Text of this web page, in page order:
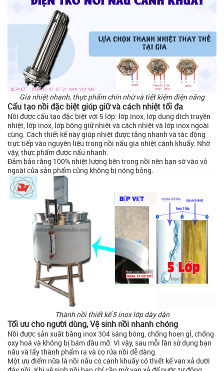
Gia nhiệt nhanh, thực phẩm chín nhừ và tiết kiệm điện năng
Cấu tạo nồi đặc biệt giúp giữ và cách nhiệt tối đa
Nồi được cấu tạo đặc biệt với 5 lớp: lớp inox, lớp dung dich truyền
nhiệt, lớp inox, lớp bông giữ nhiêt và cách nhiệt và lớp inox ngoài
cùng. Cách thiết kế này giúp nhiệt được tăng nhanh và tác động
trực tiếp vào nguyên liệu trong nồi nấu gia nhiệt cánh khuấy. Nhờ
vậy, thực phẩm được nấu nhanh.
Đảm bảo rằng 100% nhiệt lượng bên trong nồi nên bạn sờ vào vỏ
ngoài của sản phẩm cũng không bị nóng bỏng.
Thành nồi thiết kế 5 inox lớp dày dặn
Tối ưu cho người dùng, Vệ sinh nồi nhanh chóng
Nồi được sản xuất bằng inox 304 sáng bóng, chống hoen gỉ, chống
oxy hoá và không bị bám dầu mỡ. Vì vậy, sau mỗi lần sử dụng bạn
nấu và lấy thành phẩm ra và cọ rửa nồi dễ dàng.
Một ưu điểm nữa là nồi nấu có cánh khuấy có thiết kế van xả dưới